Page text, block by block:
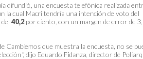
difundió, una encuesta telefónica realizada
la cual Macri tendría una intención de voto del
40,2 por ciento, con un margen de error de
Cambiemos que muestra la encuesta, no se
dijo Eduardo Fidanza, director de